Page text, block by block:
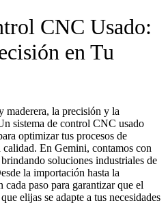
CNC Usado:
en Tu
maderera, la precisión y la
sistema de control CNC usado
optimizar tus procesos de
En Gemini, contamos con
soluciones industriales de
la importación hasta la
cada paso para garantizar que el
elijas se adapte a tus necesidades